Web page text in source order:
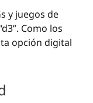
y juegos de
Como los
opción digital